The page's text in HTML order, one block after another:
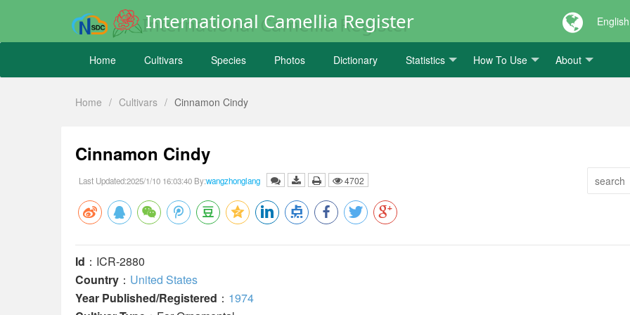
International Camellia Register English
Home Cultivars Species Photos Dictionary Statistics How To Use About
Home / Cultivars / Cinnamon Cindy
Cinnamon Cindy
Last Updated:2025/1/10 16:03:40 By:wangzhonglang 4702
Id ：ICR-2880
Country ： United States
Year Published/Registered ： 1974